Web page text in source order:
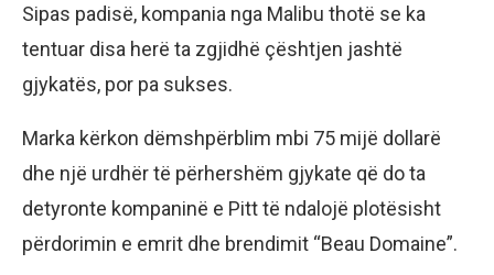
Sipas padisë, kompania nga Malibu thotë se ka
tentuar disa herë ta zgjidhë çështjen jashtë
gjykatës, por pa sukses.
Marka kërkon dëmshpërblim mbi 75 mijë dollarë
dhe një urdhër të përhershëm gjykate që do ta
detyronte kompaninë e Pitt të ndalojë plotësisht
përdorimin e emrit dhe brendimit “Beau Domaine”.